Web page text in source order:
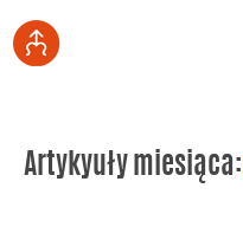
Artykyuły miesiąca: